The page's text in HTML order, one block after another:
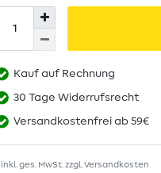
Kauf auf Rechnung
30 Tage Widerrufsrecht
Versandkostenfrei ab 59€
inkl. ges. MwSt. zzgl. Versandkosten